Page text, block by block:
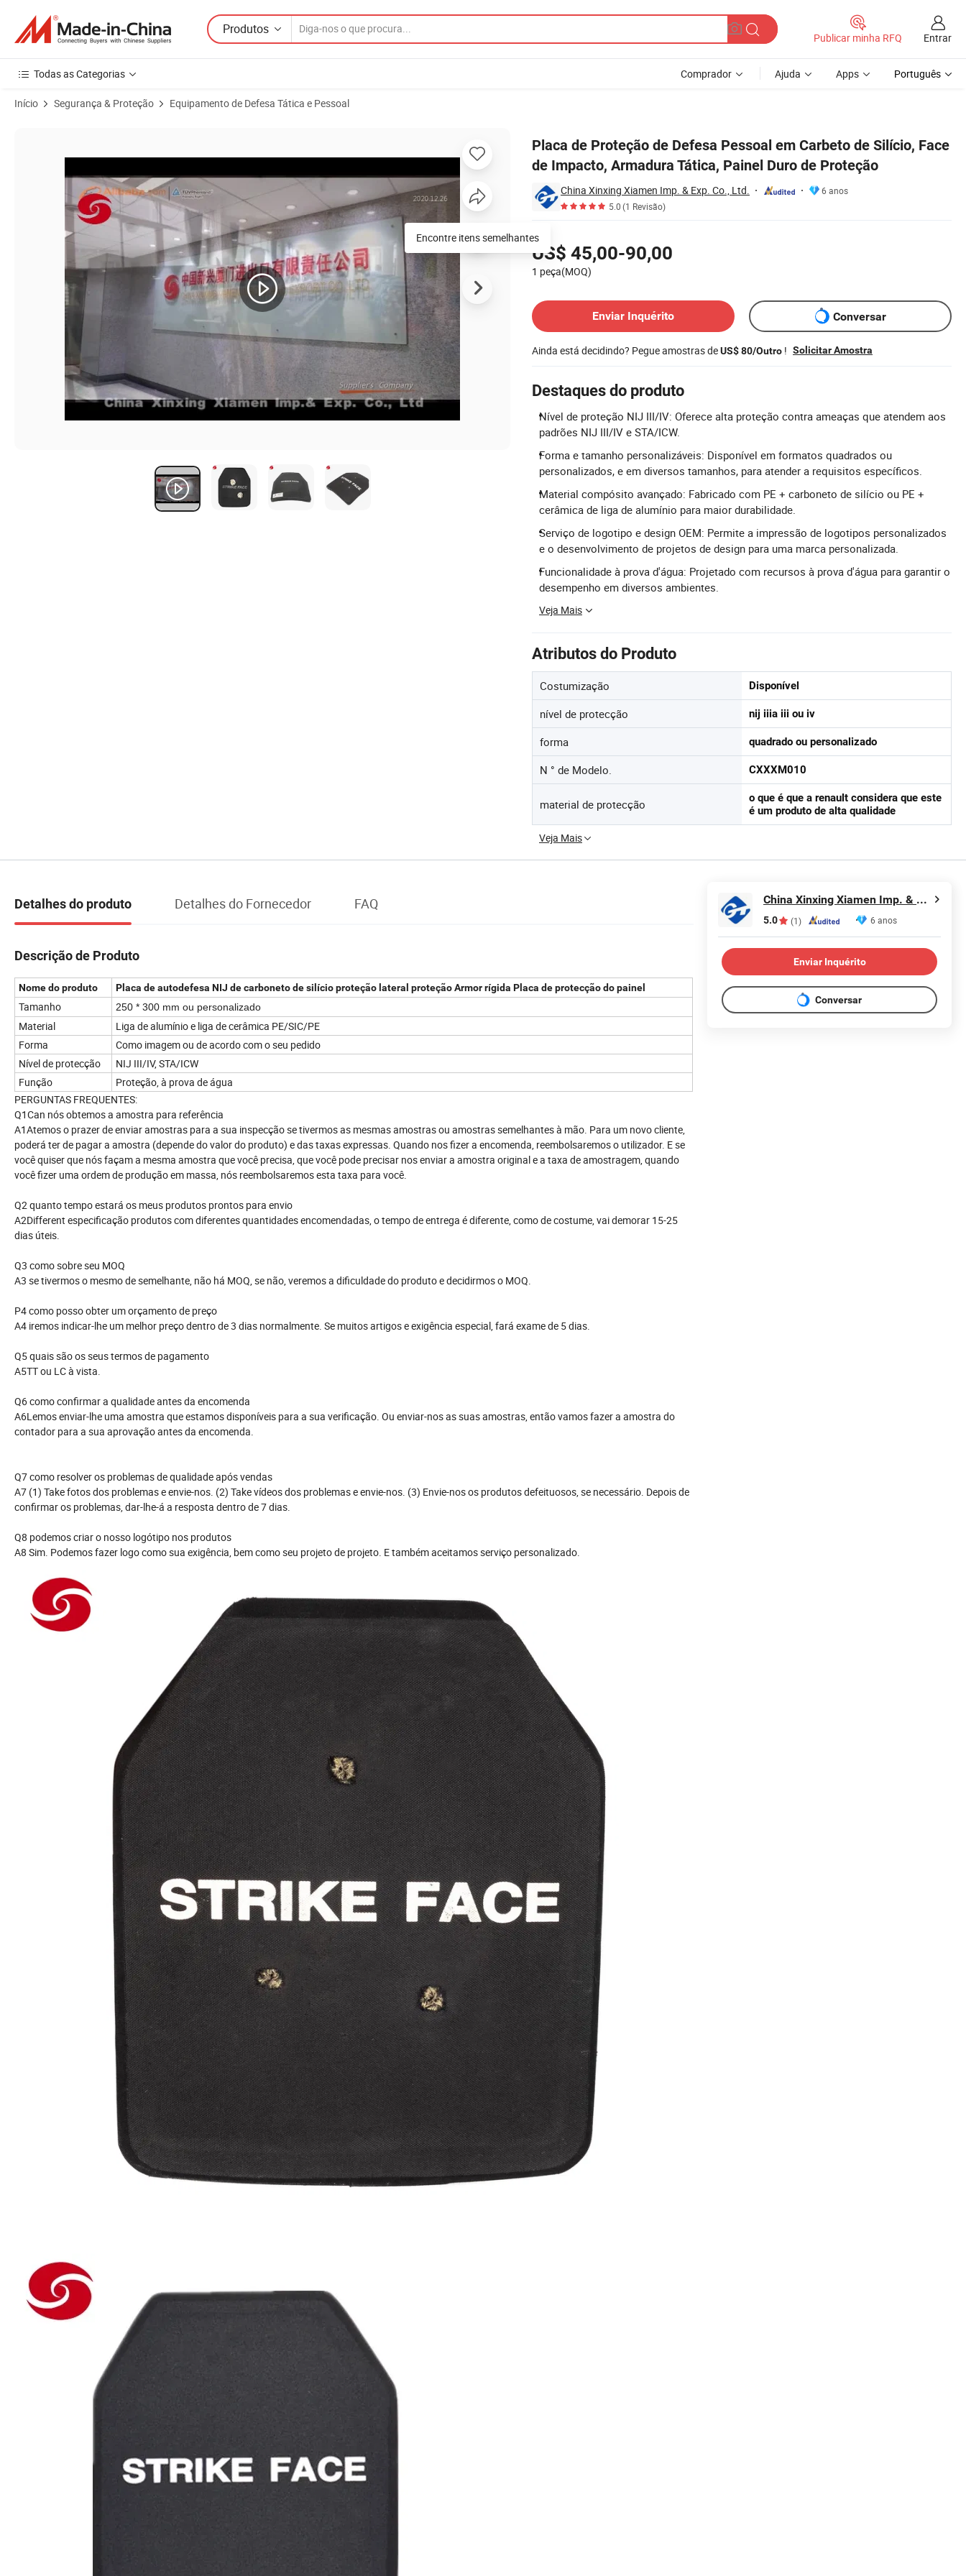
Produtos
Publicar minha RFQ Entrar
Todas as Categorias Comprador Ajuda Apps Português
Início Segurança & Proteção Equipamento de Defesa Tática e Pessoal
Placa de Proteção de Defesa Pessoal em Carbeto de Silício, Face
de Impacto, Armadura Tática, Painel Duro de Proteção
China Xinxing Xiamen Imp. & Exp. Co., Ltd.
6 anos
5.0(1 Revisão)
Preços
US$ 45,00-90,00
1 peça(MOQ)
Enviar Inquérito
Conversar
Ainda está decidindo? Pegue amostras deUS$ 80/Outro ! Solicitar Amostra
Destaques do produto
Nível de proteção NIJ III/IV: Oferece alta proteção contra ameaças que atendem aos
padrões NIJ III/IV e STA/ICW.
Forma e tamanho personalizáveis: Disponível em formatos quadrados ou
personalizados, e em diversos tamanhos, para atender a requisitos específicos.
Material compósito avançado: Fabricado com PE + carboneto de silício ou PE +
cerâmica de liga de alumínio para maior durabilidade.
Serviço de logotipo e design OEM: Permite a impressão de logotipos personalizados
e o desenvolvimento de projetos de design para uma marca personalizada.
Funcionalidade à prova d'água: Projetado com recursos à prova d'água para garantir o
desempenho em diversos ambientes.
Veja Mais
Atributos do Produto
Costumização Disponível
nível de protecção nij iiia iii ou iv
forma quadrado ou personalizado
N ° de Modelo. CXXXM010
material de protecção
o que é que a renault considera que este
é um produto de alta qualidade
Veja Mais
Encontre itens semelhantes
Detalhes do produto Detalhes do Fornecedor FAQ
Descrição de Produto
Nome do produto Placa de autodefesa NIJ de carboneto de silício proteção lateral proteção Armor rígida Placa de protecção do painel
Tamanho 250 * 300 mm ou personalizado
Material
Liga de alumínio e liga de cerâmica PE/SIC/PE
Forma
Como imagem ou de acordo com o seu pedido
Nível de protecção
NIJ III/IV, STA/ICW
Função
Proteção, à prova de água
PERGUNTAS FREQUENTES:
Q1Can nós obtemos a amostra para referência
A1Atemos o prazer de enviar amostras para a sua inspecção se tivermos as mesmas amostras ou amostras semelhantes à mão. Para um novo cliente,
poderá ter de pagar a amostra (depende do valor do produto) e das taxas expressas. Quando nos fizer a encomenda, reembolsaremos o utilizador. E se
você quiser que nós façam a mesma amostra que você precisa, que você pode precisar nos enviar a amostra original e a taxa de amostragem, quando
você fizer uma ordem de produção em massa, nós reembolsaremos esta taxa para você.
Q2 quanto tempo estará os meus produtos prontos para envio
A2Different especificação produtos com diferentes quantidades encomendadas, o tempo de entrega é diferente, como de costume, vai demorar 15-25
dias úteis.
Q3 como sobre seu MOQ
A3 se tivermos o mesmo de semelhante, não há MOQ, se não, veremos a dificuldade do produto e decidirmos o MOQ.
P4 como posso obter um orçamento de preço
A4 iremos indicar-lhe um melhor preço dentro de 3 dias normalmente. Se muitos artigos e exigência especial, fará exame de 5 dias.
Q5 quais são os seus termos de pagamento
A5TT ou LC à vista.
Q6 como confirmar a qualidade antes da encomenda
A6Lemos enviar-lhe uma amostra que estamos disponíveis para a sua verificação. Ou enviar-nos as suas amostras, então vamos fazer a amostra do
contador para a sua aprovação antes da encomenda.
Q7 como resolver os problemas de qualidade após vendas
A7 (1) Take fotos dos problemas e envie-nos. (2) Take vídeos dos problemas e envie-nos. (3) Envie-nos os produtos defeituosos, se necessário. Depois de
confirmar os problemas, dar-lhe-á a resposta dentro de 7 dias.
Q8 podemos criar o nosso logótipo nos produtos
A8 Sim. Podemos fazer logo como sua exigência, bem como seu projeto de projeto. E também aceitamos serviço personalizado.
China Xinxing Xiamen Imp. & Exp. Co., Ltd.
5.0 (1) 6 anos
Enviar Inquérito
Conversar